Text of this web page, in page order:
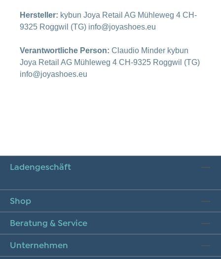
Hersteller: kybun Joya Retail AG Mühleweg 4 CH-
9325 Roggwil (TG) info@joyashoes.eu
Verantwortliche Person: Claudio Minder kybun
Joya Retail AG Mühleweg 4 CH-9325 Roggwil (TG)
info@joyashoes.eu
Ladengeschäft
Shop
Beratung & Service
Unternehmen